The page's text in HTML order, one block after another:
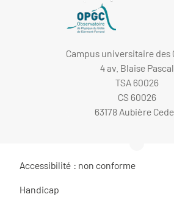
Campus universitaire des
4 av. Blaise Pascal
TSA 60026
CS 60026
63178 Aubière
Accessibilité : non conforme
Handicap